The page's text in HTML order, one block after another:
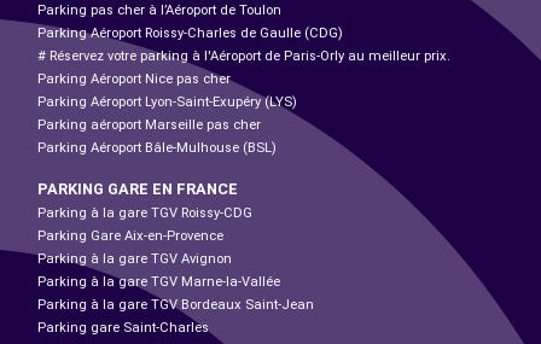
Parking pas cher à l’Aéroport de Toulon
Parking Aéroport Roissy-Charles de Gaulle (CDG)
# Réservez votre parking à l'Aéroport de Paris-Orly au meilleur prix.
Parking Aéroport Nice pas cher
Parking Aéroport Lyon-Saint-Exupéry (LYS)
Parking aéroport Marseille pas cher
Parking Aéroport Bâle-Mulhouse (BSL)
PARKING GARE EN FRANCE
Parking à la gare TGV Roissy-CDG
Parking Gare Aix-en-Provence
Parking à la gare TGV Avignon
Parking à la gare TGV Marne-la-Vallée
Parking à la gare TGV Bordeaux Saint-Jean
Parking gare Saint-Charles